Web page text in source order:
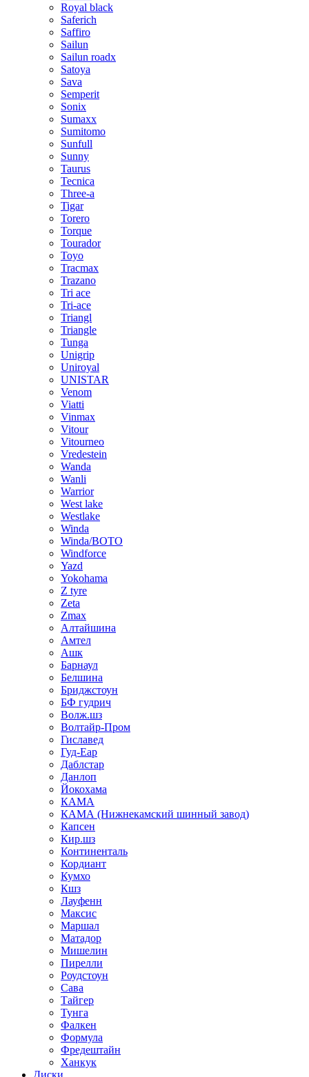
Royal black
Saferich
Saffiro
Sailun
Sailun roadx
Satoya
Sava
Semperit
Sonix
Sumaxx
Sumitomo
Sunfull
Sunny
Taurus
Tecnica
Three-a
Tigar
Torero
Torque
Tourador
Toyo
Tracmax
Trazano
Tri ace
Tri-ace
Triangl
Triangle
Tunga
Unigrip
Uniroyal
UNISTAR
Venom
Viatti
Vinmax
Vitour
Vitourneo
Vredestein
Wanda
Wanli
Warrior
West lake
Westlake
Winda
Winda/BOTO
Windforce
Yazd
Yokohama
Z tyre
Zeta
Zmax
Алтайшина
Амтел
Ашк
Барнаул
Белшина
Бриджстоун
БФ гудрич
Волж.шз
Волтайр-Пром
Гиславед
Гуд-Еар
Даблстар
Данлоп
Йокохама
КАМА
КАМА (Нижнекамский шинный завод)
Капсен
Кир.шз
Континенталь
Кордиант
Кумхо
Кшз
Лауфенн
Максис
Маршал
Матадор
Мишелин
Пирелли
Роудстоун
Сава
Тайгер
Тунга
Фалкен
Формула
Фредештайн
Ханкук
Диски